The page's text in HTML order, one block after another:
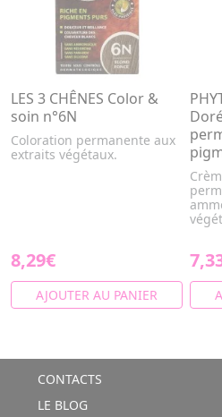
LES 3 CHÊNES Color &
soin n°6N
Coloration permanente aux
extraits végétaux.
8,29€
AJOUTER AU PANIER
CONTACTS
LE BLOG